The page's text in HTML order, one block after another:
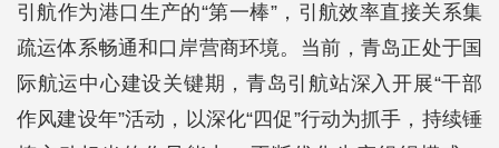
引航作为港口生产的“第一棒”，引航效率直接关系集
疏运体系畅通和口岸营商环境。当前，青岛正处于国
际航运中心建设关键期，青岛引航站深入开展“干部
作风建设年”活动，以深化“四促”行动为抓手，持续锤